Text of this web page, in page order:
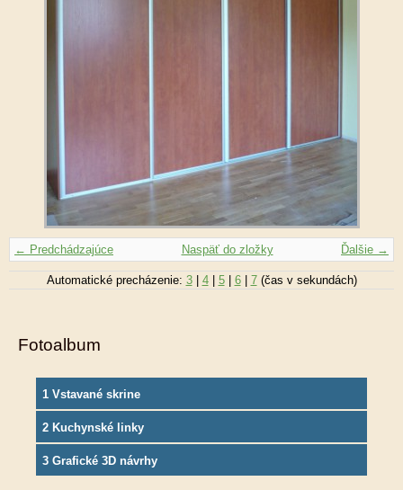
← Predchádzajúce Ďalšie →
Naspäť do zložky
Automatické precházenie: 3| 4| 5| 6| 7(čas v sekundách)
Fotoalbum
1 Vstavané skrine
2 Kuchynské linky
3 Grafické 3D návrhy